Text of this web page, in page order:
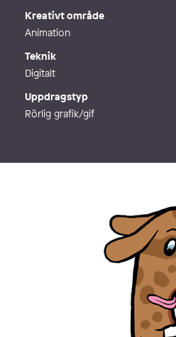
Kreativt område
Animation
Teknik
Digitalt
Uppdragstyp
Rörlig grafik/gif